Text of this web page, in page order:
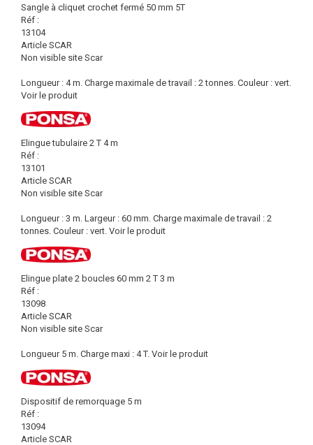
Sangle à cliquet crochet fermé 50 mm 5T
Réf :
13104
Article SCAR
Non visible site Scar
Longueur : 4 m. Charge maximale de travail : 2 tonnes. Couleur : vert.
Voir le produit
Elingue tubulaire 2 T 4 m
Réf :
13101
Article SCAR
Non visible site Scar
Longueur : 3 m. Largeur : 60 mm. Charge maximale de travail : 2
tonnes. Couleur : vert. Voir le produit
Elingue plate 2 boucles 60 mm 2 T 3 m
Réf :
13098
Article SCAR
Non visible site Scar
Longueur 5 m. Charge maxi : 4 T. Voir le produit
Dispositif de remorquage 5 m
Réf :
13094
Article SCAR